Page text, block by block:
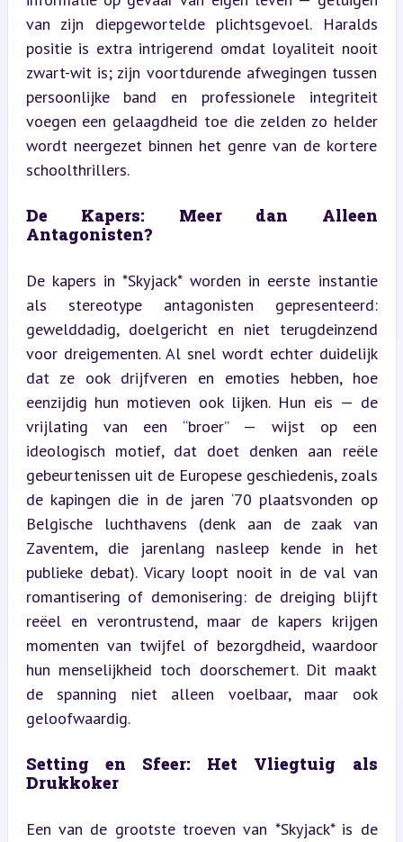
van zijn diepgewortelde plichtsgevoel. Haralds
positie is extra intrigerend omdat loyaliteit nooit
zwart-wit is; zijn voortdurende afwegingen tussen
persoonlijke band en professionele integriteit
voegen een gelaagdheid toe die zelden zo helder
wordt neergezet binnen het genre van de kortere
schoolthrillers.
De Kapers: Meer dan Alleen
Antagonisten?
De kapers in *Skyjack* worden in eerste instantie
als stereotype antagonisten gepresenteerd:
gewelddadig, doelgericht en niet terugdeinzend
voor dreigementen. Al snel wordt echter duidelijk
dat ze ook drijfveren en emoties hebben, hoe
eenzijdig hun motieven ook lijken. Hun eis — de
vrijlating van een “broer” — wijst op een
ideologisch motief, dat doet denken aan reële
gebeurtenissen uit de Europese geschiedenis, zoals
de kapingen die in de jaren ‘70 plaatsvonden op
Belgische luchthavens (denk aan de zaak van
Zaventem, die jarenlang nasleep kende in het
publieke debat). Vicary loopt nooit in de val van
romantisering of demonisering: de dreiging blijft
reëel en verontrustend, maar de kapers krijgen
momenten van twijfel of bezorgdheid, waardoor
hun menselijkheid toch doorschemert. Dit maakt
de spanning niet alleen voelbaar, maar ook
geloofwaardig.
Setting en Sfeer: Het Vliegtuig als
Drukkoker
Een van de grootste troeven van *Skyjack* is de